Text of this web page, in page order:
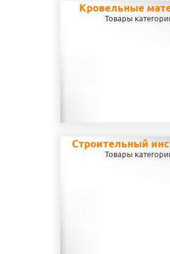
Кровельные
Товары
Строительный
Товары